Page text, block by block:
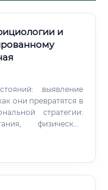
и
выявление
они превратятся в
стратегии:
физической